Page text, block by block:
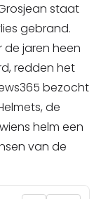
staat
gebrand.
jaren heen
redden het
bezocht
de
helm een
van de